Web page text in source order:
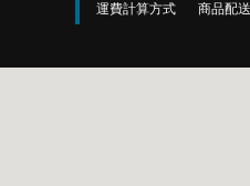
運費計算方式
商品配